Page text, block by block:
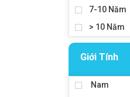
7-10 Năm
> 10 Năm
Giới Tính
Nam